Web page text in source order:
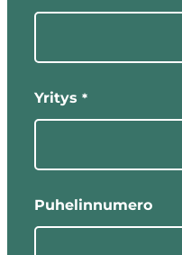
Yritys *
Puhelinnumero